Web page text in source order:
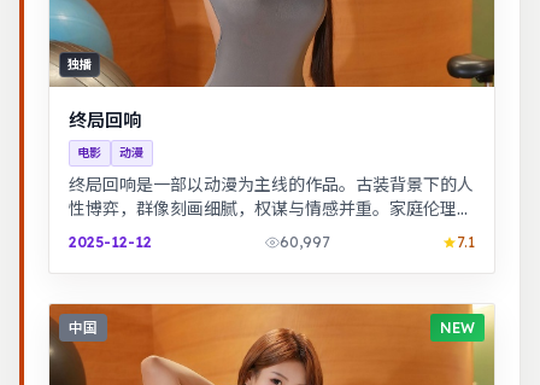
独播
终局回响
电影 动漫
终局回响是一部以动漫为主线的作品。古装背景下的人
性博弈，群像刻画细腻，权谋与情感并重。家庭伦理冲
突在一场意外后集中爆发，情感冲击力足。
2025-12-12 60,997 7.1
中国 NEW